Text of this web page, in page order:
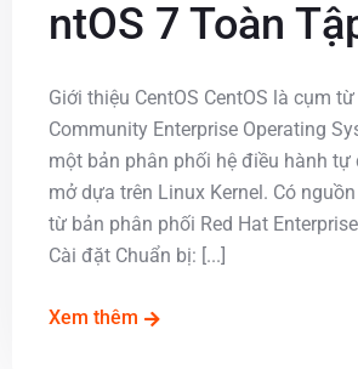
ntOS 7 Toàn
Giới thiệu CentOS CentOS là cụm
Community Enterprise Operating
một bản phân phối hệ điều hành tự
mở dựa trên Linux Kernel. Có
từ bản phân phối Red Hat
Cài đặt Chuẩn bị: [...]
Xem thêm